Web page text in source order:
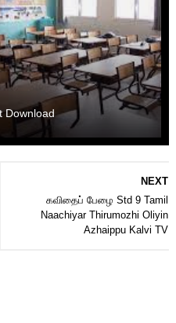
Download
NEXT
கவிதைப் பேழை Std 9 Tamil
Naachiyar Thirumozhi Oliyin
Azhaippu Kalvi TV